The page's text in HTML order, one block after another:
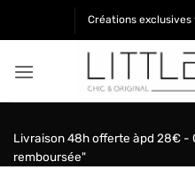
Créations
Livraison 48h offerte àpd 28€ -
remboursée"